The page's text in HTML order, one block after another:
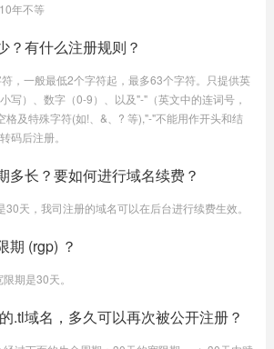
年不等
？有什么注册规则？
，一般最低2个字符起，最多63个字符。只提供英
写）、数字（0-9）、以及"-"（英文中的连词号，
格及特殊字符(如!、&、? 等),"-"不能用作开头和结
码后注册。
多长？要如何进行域名续费？
30天，我司注册的域名可以在后台进行续费生效。
期 (rgp) ？
期是30天。
.tl域名，多久可以再次被公开注册？